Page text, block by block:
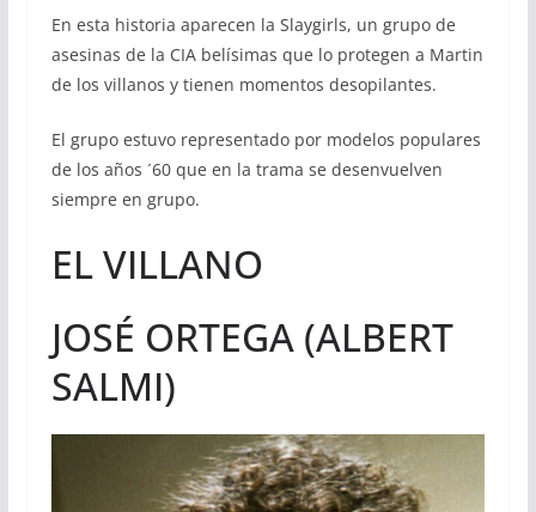
En esta historia aparecen la Slaygirls, un grupo de
asesinas de la CIA belísimas que lo protegen a Martin
de los villanos y tienen momentos desopilantes.
El grupo estuvo representado por modelos populares
de los años ´60 que en la trama se desenvuelven
siempre en grupo.
EL VILLANO
JOSÉ ORTEGA (ALBERT
SALMI)